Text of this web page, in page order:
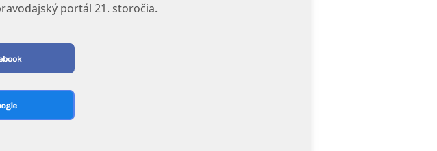
portál 21. storočia.